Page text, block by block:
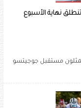
نهاية الأسبوع
يمثلون مستقبل جوجيتسو